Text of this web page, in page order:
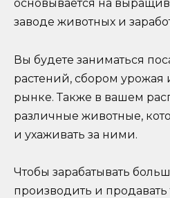
основывается на
заводе животных и
Вы будете заниматься
растений, сбором урожая
рынке. Также в вашем
различные животные,
и ухаживать за ними.
Чтобы зарабатывать
производить и продавать